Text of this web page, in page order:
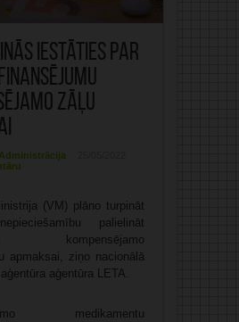
iestāties par
zāļu
(VM) plāno turpināt
palielināt
kompensējamo
apmaksai, ziņo nacionālā
aģentūra LETA.
medikamentu